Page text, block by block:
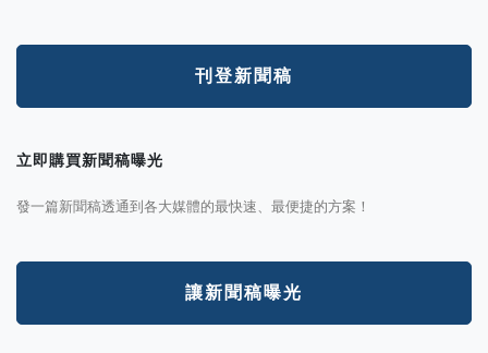
刊登新聞稿
立即購買新聞稿曝光
發一篇新聞稿透通到各大媒體的最快速、最便捷的方案！
讓新聞稿曝光